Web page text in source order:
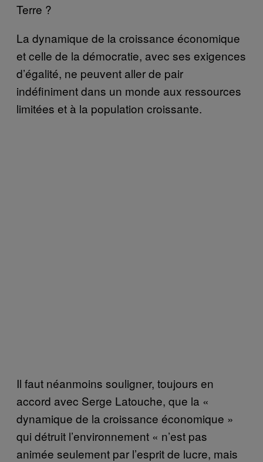
Terre ?
La dynamique de la croissance économique
et celle de la démocratie, avec ses exigences
d’égalité, ne peuvent aller de pair
indéfiniment dans un monde aux ressources
limitées et à la population croissante.
Il faut néanmoins souligner, toujours en
accord avec Serge Latouche, que la «
dynamique de la croissance économique »
qui détruit l’environnement « n’est pas
animée seulement par l’esprit de lucre, mais